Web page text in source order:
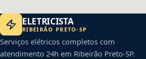
ELETRICISTA
RIBEIRÃO PRETO-SP
Serviços elétricos completos com
atendimento 24h em Ribeirão Preto-SP.